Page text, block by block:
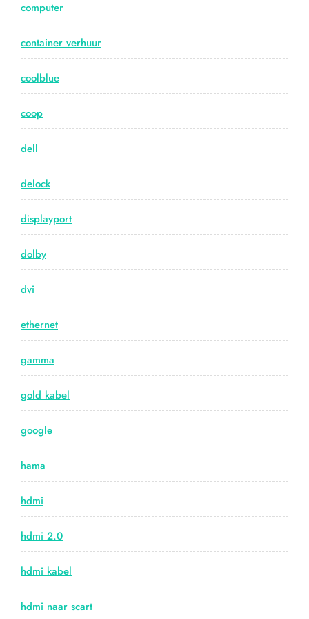
computer
container verhuur
coolblue
coop
dell
delock
displayport
dolby
dvi
ethernet
gamma
gold kabel
google
hama
hdmi
hdmi 2.0
hdmi kabel
hdmi naar scart